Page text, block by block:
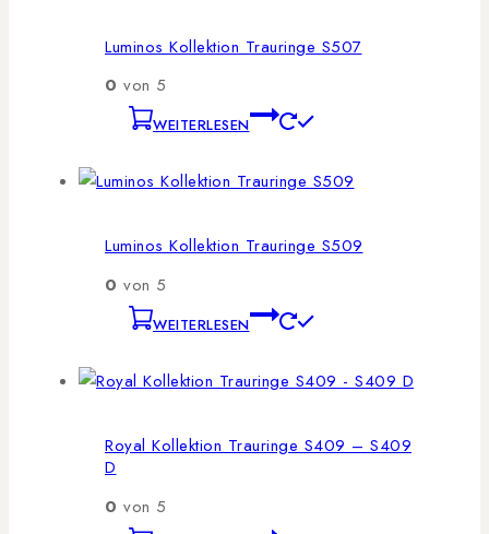
Luminos Kollektion Trauringe S507
0 von 5
WEITERLESEN
Luminos Kollektion Trauringe S509
0 von 5
WEITERLESEN
Royal Kollektion Trauringe S409 – S409
D
0 von 5